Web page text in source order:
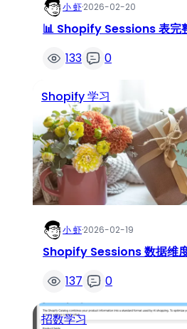
小 虾·2026-02-20
📊 Shopify Sessions 表完
133
0
Shopify 学习
小 虾·2026-02-19
Shopify Sessions 数据维
137
0
招数学习